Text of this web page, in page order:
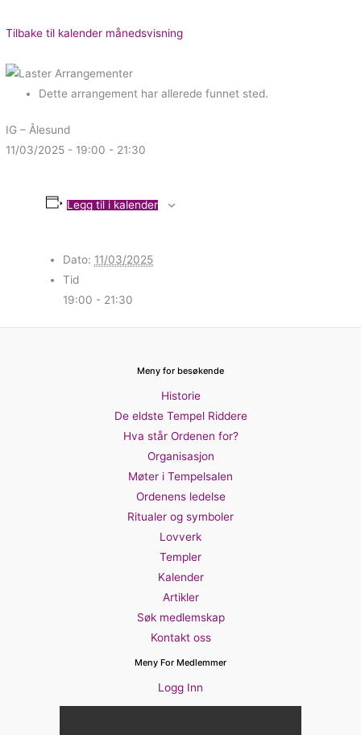
Tilbake til kalender månedsvisning
Dette arrangement har allerede funnet sted.
IG – Ålesund
11/03/2025 - 19:00 - 21:30
Legg til i kalender
Dato: 11/03/2025
Tid
19:00 - 21:30
Meny for besøkende
Historie
De eldste Tempel Riddere
Hva står Ordenen for?
Organisasjon
Møter i Tempelsalen
Ordenens ledelse
Ritualer og symboler
Lovverk
Templer
Kalender
Artikler
Søk medlemskap
Kontakt oss
Meny For Medlemmer
Logg Inn